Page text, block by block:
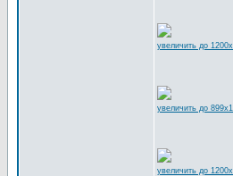
увеличить до
увеличить до
увеличить до